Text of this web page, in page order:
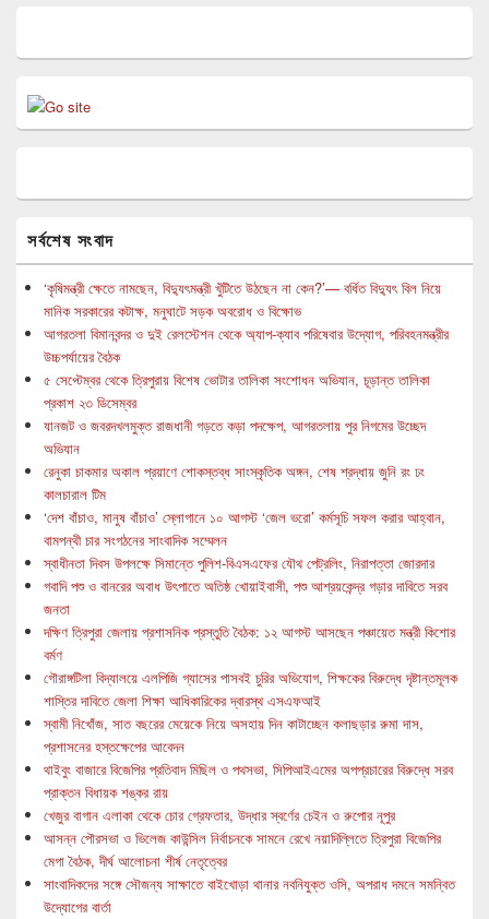
সর্বশেষ সংবাদ
‘কৃষিমন্ত্রী ক্ষেতে নামছেন, বিদ্যুৎমন্ত্রী খুঁটিতে উঠছেন না কেন?’— বর্ধিত বিদ্যুৎ বিল নিয়ে
মানিক সরকারের কটাক্ষ, মনুঘাটে সড়ক অবরোধ ও বিক্ষোভ
আগরতলা বিমানবন্দর ও দুই রেলস্টেশন থেকে অ্যাপ-ক্যাব পরিষেবার উদ্যোগ, পরিবহনমন্ত্রীর
উচ্চপর্যায়ের বৈঠক
৫ সেপ্টেম্বর থেকে ত্রিপুরায় বিশেষ ভোটার তালিকা সংশোধন অভিযান, চূড়ান্ত তালিকা
প্রকাশ ২৩ ডিসেম্বর
যানজট ও জবরদখলমুক্ত রাজধানী গড়তে কড়া পদক্ষেপ, আগরতলায় পুর নিগমের উচ্ছেদ
অভিযান
রেনুকা চাকমার অকাল প্রয়াণে শোকস্তব্ধ সাংস্কৃতিক অঙ্গন, শেষ শ্রদ্ধায় জুনি রং ঢং
কালচারাল টিম
‘দেশ বাঁচাও, মানুষ বাঁচাও’ স্লোগানে ১০ আগস্ট ‘জেল ভরো’ কর্মসূচি সফল করার আহ্বান,
বামপন্থী চার সংগঠনের সাংবাদিক সম্মেলন
স্বাধীনতা দিবস উপলক্ষে সিমান্তে পুলিশ-বিএসএফের যৌথ পেট্রলিং, নিরাপত্তা জোরদার
গবাদি পশু ও বানরের অবাধ উৎপাতে অতিষ্ঠ খোয়াইবাসী, পশু আশ্রয়কেন্দ্র গড়ার দাবিতে সরব
জনতা
দক্ষিণ ত্রিপুরা জেলায় প্রশাসনিক প্রস্তুতি বৈঠক: ১২ আগস্ট আসছেন পঞ্চায়েত মন্ত্রী কিশোর
বর্মণ
গৌরাঙ্গটিলা বিদ্যালয়ে এলপিজি গ্যাসের পাসবই চুরির অভিযোগ, শিক্ষকের বিরুদ্ধে দৃষ্টান্তমূলক
শাস্তির দাবিতে জেলা শিক্ষা আধিকারিকের দ্বারস্থ এসএফআই
স্বামী নিখোঁজ, সাত বছরের মেয়েকে নিয়ে অসহায় দিন কাটাচ্ছেন কলাছড়ার রুমা দাস,
প্রশাসনের হস্তক্ষেপের আবেদন
থাইবুং বাজারে বিজেপির প্রতিবাদ মিছিল ও পথসভা, সিপিআইএমের অপপ্রচারের বিরুদ্ধে সরব
প্রাক্তন বিধায়ক শঙ্কর রায়
খেজুর বাগান এলাকা থেকে চোর গ্রেফতার, উদ্ধার স্বর্ণের চেইন ও রুপোর নূপুর
আসন্ন পৌরসভা ও ভিলেজ কাউন্সিল নির্বাচনকে সামনে রেখে নয়াদিল্লিতে ত্রিপুরা বিজেপির
মেগা বৈঠক, দীর্ঘ আলোচনা শীর্ষ নেতৃত্বের
সাংবাদিকদের সঙ্গে সৌজন্য সাক্ষাতে বাইখোড়া থানার নবনিযুক্ত ওসি, অপরাধ দমনে সমন্বিত
উদ্যোগের বার্তা